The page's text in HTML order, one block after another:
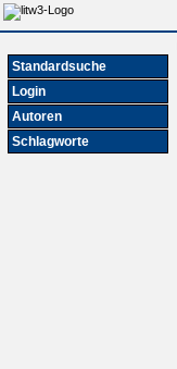
Standardsuche
Login
Autoren
Schlagworte